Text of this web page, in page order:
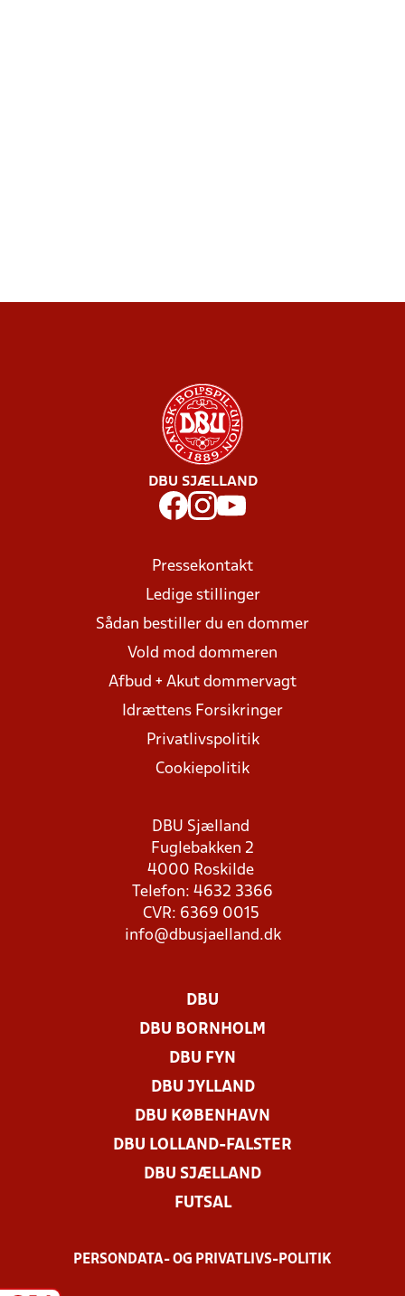
DBU SJÆLLAND
Pressekontakt
Ledige stillinger
Sådan bestiller du en dommer
Vold mod dommeren
Afbud + Akut dommervagt
Idrættens Forsikringer
Privatlivspolitik
Cookiepolitik
DBU Sjælland
Fuglebakken 2
4000 Roskilde
Telefon: 4632 3366
CVR: 6369 0015
info@dbusjaelland.dk
DBU
DBU BORNHOLM
DBU FYN
DBU JYLLAND
DBU KØBENHAVN
DBU LOLLAND-FALSTER
DBU SJÆLLAND
FUTSAL
PERSONDATA- OG PRIVATLIVS-POLITIK